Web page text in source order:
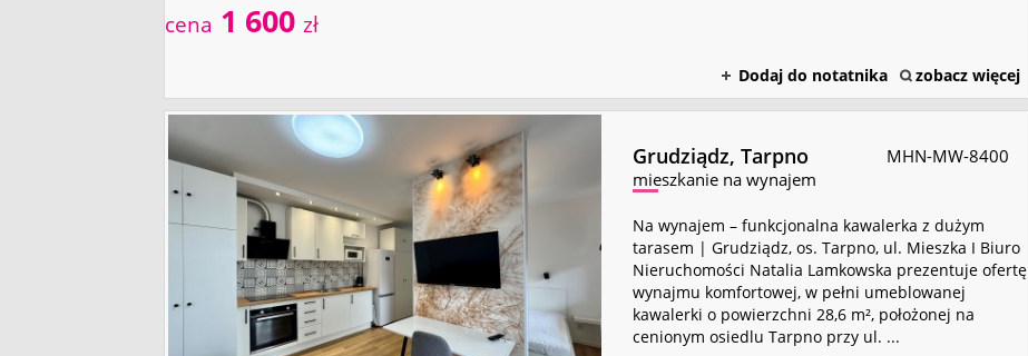
cena 1 600 zł
Dodaj do notatnika zobacz więcej
Grudziądz, Tarpno
mieszkanie na wynajem
MHN-MW-8400
Na wynajem – funkcjonalna kawalerka z dużym
tarasem | Grudziądz, os. Tarpno, ul. Mieszka I Biuro
Nieruchomości Natalia Lamkowska prezentuje ofertę
wynajmu komfortowej, w pełni umeblowanej
kawalerki o powierzchni 28,6 m², położonej na
cenionym osiedlu Tarpno przy ul. ...